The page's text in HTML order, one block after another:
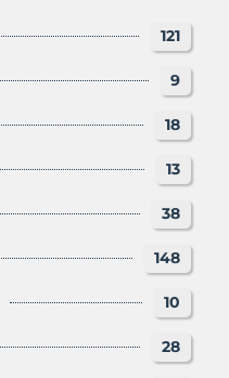
121
9
18
13
38
148
10
28